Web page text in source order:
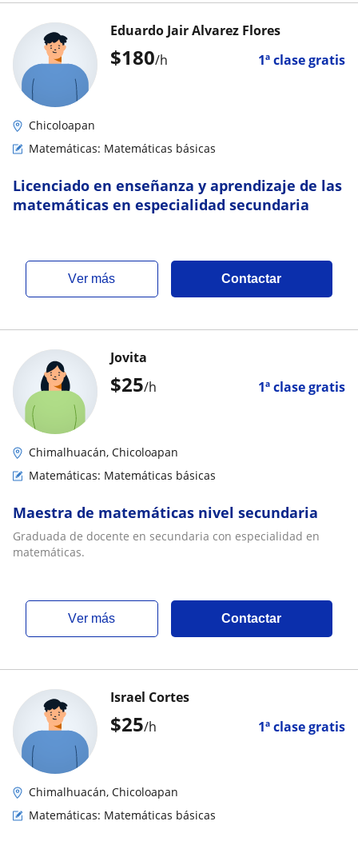
$180/h 1ª clase gratis
Eduardo Jair Alvarez Flores
Chicoloapan
Matemáticas: Matemáticas básicas
Licenciado en enseñanza y aprendizaje de las
matemáticas en especialidad secundaria
ver más Contactar
$25/h 1ª clase gratis
Jovita
Chimalhuacán, Chicoloapan
Matemáticas: Matemáticas básicas
Maestra de matemáticas nivel secundaria
Graduada de docente en secundaria con especialidad en
matemáticas.
ver más Contactar
$25/h 1ª clase gratis
Israel Cortes
Chimalhuacán, Chicoloapan
Matemáticas: Matemáticas básicas